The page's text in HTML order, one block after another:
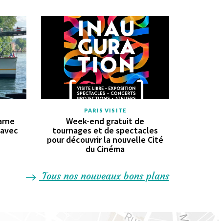
PARIS VISITE
Week-end gratuit de
tournages et de spectacles
pour découvrir la nouvelle Cité
du Cinéma
Tous nos nouveaux bons plans